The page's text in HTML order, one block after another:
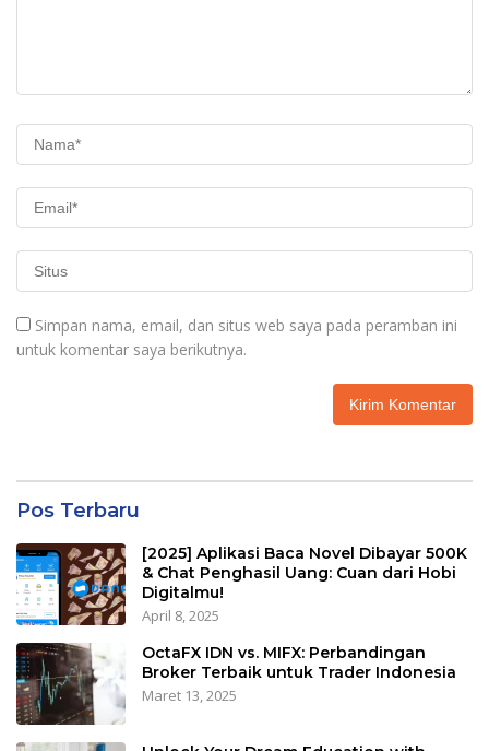
Simpan nama, email, dan situs web saya pada peramban ini
untuk komentar saya berikutnya.
Pos Terbaru
[2025] Aplikasi Baca Novel Dibayar 500K
& Chat Penghasil Uang: Cuan dari Hobi
Digitalmu!
April 8, 2025
OctaFX IDN vs. MIFX: Perbandingan
Broker Terbaik untuk Trader Indonesia
Maret 13, 2025